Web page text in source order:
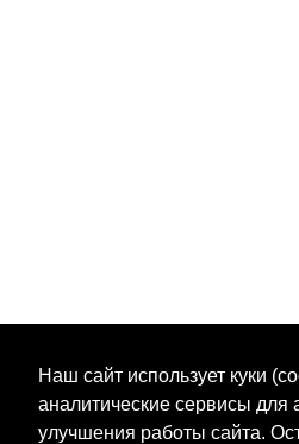
Наш сайт использует куки
аналитические сервисы для
улучшения работы сайта.